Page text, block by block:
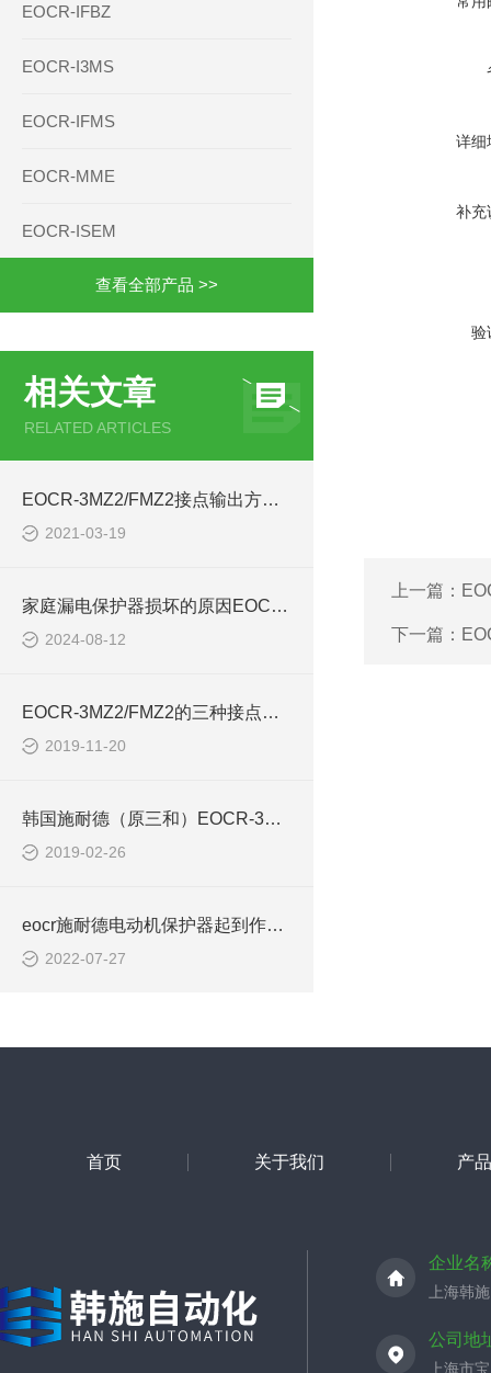
EOCR-IFBZ
EOCR-I3MS
EOCR-IFMS
EOCR-MME
EOCR-ISEM
查看全部产品 >>
相关文章
RELATED ARTICLES
EOCR-3MZ2/FMZ2接点输出方式如何选择
2021-03-19
家庭漏电保护器损坏的原因EOCR-3MZ2
2024-08-12
EOCR-3MZ2/FMZ2的三种接点输出方式
2019-11-20
韩国施耐德（原三和）EOCR-3MZ2
2019-02-26
eocr施耐德电动机保护器起到作用EOCRI3MS IFMS
2022-07-27
详细
补充
验
上一篇：
下一篇：
首页 关于我们 产
企业名
上海韩
公司地
上海市